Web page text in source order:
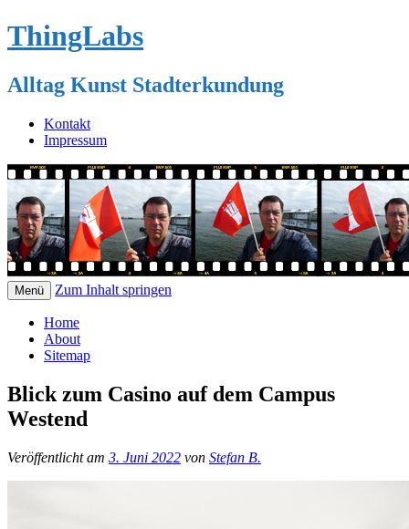
ThingLabs
Alltag Kunst Stadterkundung
Kontakt
Impressum
Menü Zum Inhalt springen
Home
About
Sitemap
Blick zum Casino auf dem Campus
Westend
Veröffentlicht am 3. Juni 2022 von Stefan B.